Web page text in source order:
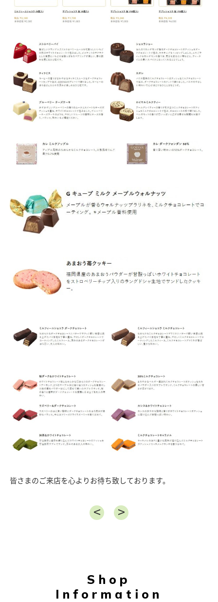
皆さまのご来店を心よりお待ち致しております。
Shop
Information